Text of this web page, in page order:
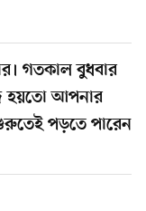
গতকাল বুধবার
হয়তো আপনার
পড়তে পারেন